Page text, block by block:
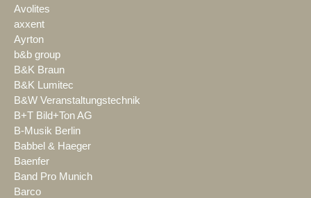
Avolites
axxent
Ayrton
b&b group
B&K Braun
B&K Lumitec
B&W Veranstaltungstechnik
B+T Bild+Ton AG
B-Musik Berlin
Babbel & Haeger
Baenfer
Band Pro Munich
Barco